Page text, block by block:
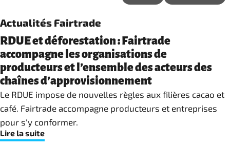
Actualités Fairtrade
RDUE et déforestation : Fairtrade
accompagne les organisations de
producteurs et l’ensemble des acteurs des
chaînes d’approvisionnement
Le RDUE impose de nouvelles règles aux filières cacao et
café. Fairtrade accompagne producteurs et entreprises
pour s'y conformer.
Lire la suite